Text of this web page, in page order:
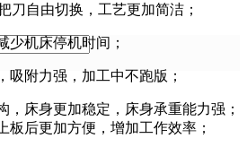
刀自由切换，工艺更加简洁；
少机床停机时间；
吸附力强，加工中不跑版；
，床身更加稳定，床身承重能力强；
板后更加方便，增加工作效率；